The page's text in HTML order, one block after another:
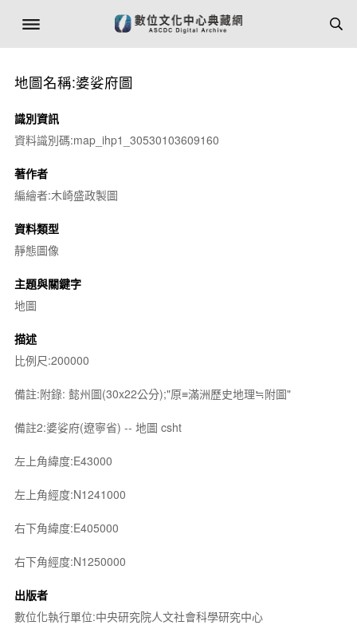
地圖名稱:婆娑府圖
識別資訊
資料識別碼:map_ihp1_30530103609160
著作者
編繪者:木崎盛政製圖
資料類型
靜態圖像
主題與關鍵字
地圖
描述
比例尺:200000
備註:附錄: 懿州圖(30x22公分);"原≡滿洲歷史地理≒附圖"
備註2:婆娑府(遼寧省) -- 地圖 csht
左上角緯度:E43000
左上角經度:N1241000
右下角緯度:E405000
右下角經度:N1250000
出版者
數位化執行單位:中央研究院人文社會科學研究中心